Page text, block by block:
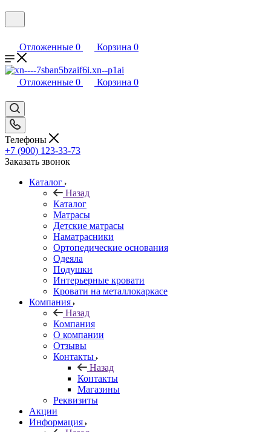
Отложенные 0 Корзина 0
Отложенные 0 Корзина 0
Телефоны
+7 (900) 123-33-73
Заказать звонок
Каталог
Назад
Каталог
Матрасы
Детские матрасы
Наматрасники
Ортопедические основания
Одеяла
Подушки
Интерьерные кровати
Кровати на металлокаркасе
Компания
Назад
Компания
О компании
Отзывы
Контакты
Назад
Контакты
Магазины
Реквизиты
Акции
Информация